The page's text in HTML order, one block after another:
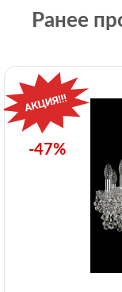
Ранее
-47%